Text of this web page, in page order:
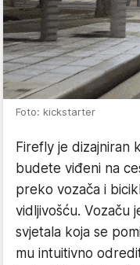
Foto: kickstarter
Firefly je dizajniran
budete viđeni na
preko vozača i
vidljivošću. Vozaču
svjetala koja se
mu intuitivno